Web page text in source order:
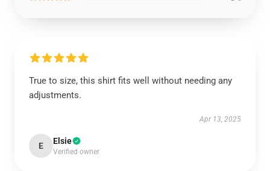
True to size, this shirt fits well without needing any
adjustments.
Apr 13, 2025
E Elsie
Verified owner